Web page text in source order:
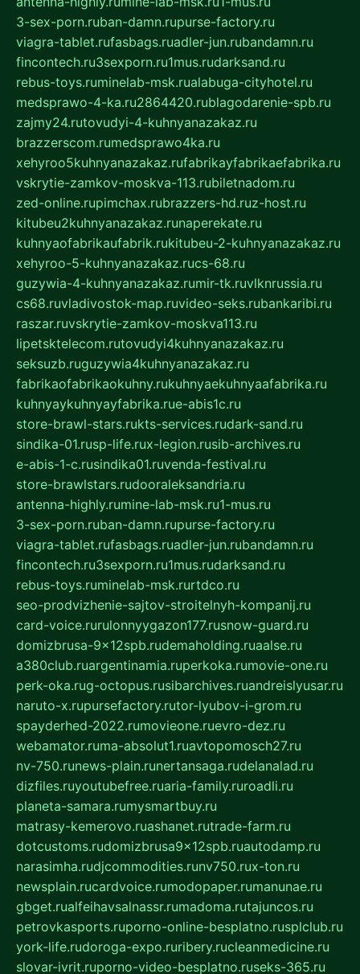
3-sex-porn.ruban-damn.rupurse-factory.ru
viagra-tablet.rufasbags.ruadler-jun.rubandamn.ru
fincontech.ru3sexporn.ru1mus.rudarksand.ru
rebus-toys.ruminelab-msk.rualabuga-cityhotel.ru
medsprawo-4-ka.ru2864420.rublagodarenie-spb.ru
zajmy24.rutovudyi-4-kuhnyanazakaz.ru
brazzerscom.rumedsprawo4ka.ru
xehyroo5kuhnyanazakaz.rufabrikayfabrikaefabrika.ru
vskrytie-zamkov-moskva-113.rubiletnadom.ru
zed-online.rupimchax.rubrazzers-hd.ruz-host.ru
kitubeu2kuhnyanazakaz.runaperekate.ru
kuhnyaofabrikaufabrik.rukitubeu-2-kuhnyanazakaz.ru
xehyroo-5-kuhnyanazakaz.rucs-68.ru
guzywia-4-kuhnyanazakaz.rumir-tk.ruvlknrussia.ru
cs68.ruvladivostok-map.ruvideo-seks.rubankaribi.ru
raszar.ruvskrytie-zamkov-moskva113.ru
lipetsktelecom.rutovudyi4kuhnyanazakaz.ru
seksuzb.ruguzywia4kuhnyanazakaz.ru
fabrikaofabrikaokuhny.rukuhnyaekuhnyaafabrika.ru
kuhnyaykuhnyayfabrika.rue-abis1c.ru
store-brawl-stars.rukts-services.rudark-sand.ru
sindika-01.rusp-life.rux-legion.rusib-archives.ru
e-abis-1-c.rusindika01.ruvenda-festival.ru
store-brawlstars.rudooraleksandria.ru
antenna-highly.rumine-lab-msk.ru1-mus.ru
3-sex-porn.ruban-damn.rupurse-factory.ru
viagra-tablet.rufasbags.ruadler-jun.rubandamn.ru
fincontech.ru3sexporn.ru1mus.rudarksand.ru
rebus-toys.ruminelab-msk.rurtdco.ru
seo-prodvizhenie-sajtov-stroitelnyh-kompanij.ru
card-voice.rurulonnyygazon177.rusnow-guard.ru
domizbrusa-9x12spb.rudemaholding.ruaalse.ru
a380club.ruargentinamia.ruperkoka.rumovie-one.ru
perk-oka.rug-octopus.rusibarchives.ruandreislyusar.ru
naruto-x.rupursefactory.rutor-lyubov-i-grom.ru
spayderhed-2022.rumovieone.ruevro-dez.ru
webamator.ruma-absolut1.ruavtopomosch27.ru
nv-750.runews-plain.runertansaga.rudelanalad.ru
dizfiles.ruyoutubefree.ruaria-family.ruroadli.ru
planeta-samara.rumysmartbuy.ru
matrasy-kemerovo.ruashanet.rutrade-farm.ru
dotcustoms.rudomizbrusa9x12spb.ruautodamp.ru
narasimha.rudjcommodities.runv750.rux-ton.ru
newsplain.rucardvoice.rumodopaper.rumanunae.ru
gbget.rualfeihavsalnassr.rumadoma.rutajuncos.ru
petrovkasports.ruporno-online-besplatno.rusplclub.ru
york-life.rudoroga-expo.ruribery.rucleanmedicine.ru
slovar-ivrit.ruporno-video-besplatno.ruseks-365.ru